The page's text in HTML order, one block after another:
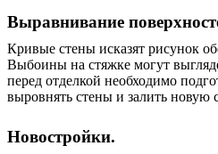
Выравнивание
Кривые стены исказят рисунок
Выбоины на стяжке могут
перед отделкой необходимо
выровнять стены и залить новую
Новостройки.